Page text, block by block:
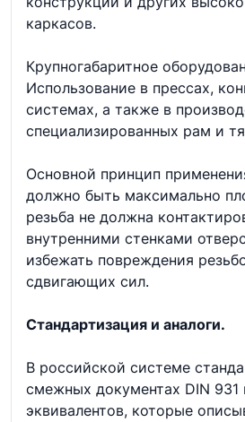
каркасов.
Крупногабаритное
Использование в прессах,
системах, а также в
специализированных рам и
Основной принцип
должно быть максимально
резьба не должна
внутренними стенками
избежать повреждения
сдвигающих сил.
Стандартизация и аналоги.
В российской системе
смежных документах DIN 931
эквивалентов, которые